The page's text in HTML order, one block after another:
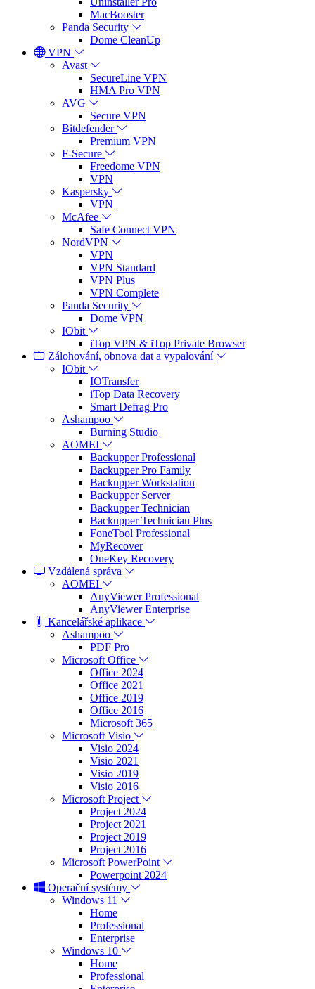
MacBooster
Panda Security
Dome CleanUp
VPN
Avast
SecureLine VPN
HMA Pro VPN
AVG
Secure VPN
Bitdefender
Premium VPN
F-Secure
Freedome VPN
VPN
Kaspersky
VPN
McAfee
Safe Connect VPN
NordVPN
VPN
VPN Standard
VPN Plus
VPN Complete
Panda Security
Dome VPN
IObit
iTop VPN & iTop Private Browser
Zálohování, obnova dat a vypalování
IObit
IOTransfer
iTop Data Recovery
Smart Defrag Pro
Ashampoo
Burning Studio
AOMEI
Backupper Professional
Backupper Pro Family
Backupper Workstation
Backupper Server
Backupper Technician
Backupper Technician Plus
FoneTool Professional
MyRecover
OneKey Recovery
Vzdálená správa
AOMEI
AnyViewer Professional
AnyViewer Enterprise
Kancelářské aplikace
Ashampoo
PDF Pro
Microsoft Office
Office 2024
Office 2021
Office 2019
Office 2016
Microsoft 365
Microsoft Visio
Visio 2024
Visio 2021
Visio 2019
Visio 2016
Microsoft Project
Project 2024
Project 2021
Project 2019
Project 2016
Microsoft PowerPoint
Powerpoint 2024
Operační systémy
Windows 11
Home
Professional
Enterprise
Windows 10
Home
Professional